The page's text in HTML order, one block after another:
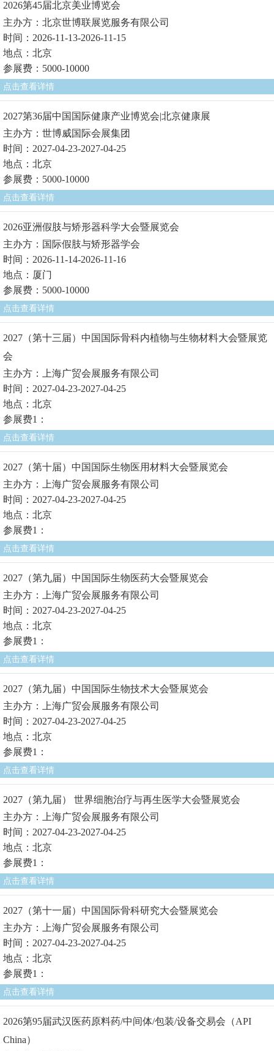
2026第45届北京美业博览会
主办方：北京世博联展览服务有限公司
时间：2026-11-13-2026-11-15
地点：北京
参展费：5000-10000
点击查看详情
2027第36届中国国际健康产业博览会|北京健康展
主办方：世博威国际会展集团
时间：2027-04-23-2027-04-25
地点：北京
参展费：5000-10000
点击查看详情
2026亚洲假肢与矫形器科学大会暨展览会
主办方：国际假肢与矫形器学会
时间：2026-11-14-2026-11-16
地点：厦门
参展费：5000-10000
点击查看详情
2027（第十三届）中国国际骨科内植物与生物材料大会暨展览
会
主办方：上海广贸会展服务有限公司
时间：2027-04-23-2027-04-25
地点：北京
参展费1：
点击查看详情
2027（第十届）中国国际生物医用材料大会暨展览会
主办方：上海广贸会展服务有限公司
时间：2027-04-23-2027-04-25
地点：北京
参展费1：
点击查看详情
2027（第九届）中国国际生物医药大会暨展览会
主办方：上海广贸会展服务有限公司
时间：2027-04-23-2027-04-25
地点：北京
参展费1：
点击查看详情
2027（第九届）中国国际生物技术大会暨展览会
主办方：上海广贸会展服务有限公司
时间：2027-04-23-2027-04-25
地点：北京
参展费1：
点击查看详情
2027（第九届） 世界细胞治疗与再生医学大会暨展览会
主办方：上海广贸会展服务有限公司
时间：2027-04-23-2027-04-25
地点：北京
参展费1：
点击查看详情
2027（第十一届）中国国际骨科研究大会暨展览会
主办方：上海广贸会展服务有限公司
时间：2027-04-23-2027-04-25
地点：北京
参展费1：
点击查看详情
2026第95届武汉医药原料药/中间体/包装/设备交易会（API
China）